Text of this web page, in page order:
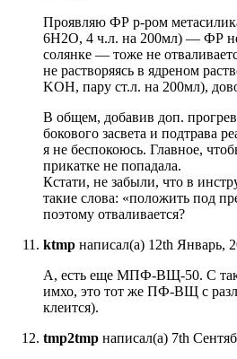
Проявляю ФР р-ром
6H2O, 4 ч.л. на 200мл) — ФР
солянке — тоже не
не растворяясь в ядреном
KOH, пару ст.л. на 200мл),
В общем, добавив доп.
бокового засвета и подтрава
я не беспокоюсь. Главное,
прикатке не попадала.
Кстати, не забыли, что в
такие слова: «положить под
поэтому отваливается?
ktmp написал(а) 12th Январь,
А, есть еще МПФ-ВЩ-50. С
имхо, это тот же ПФ-ВЩ с
клеится).
tmp2tmp написал(а) 7th